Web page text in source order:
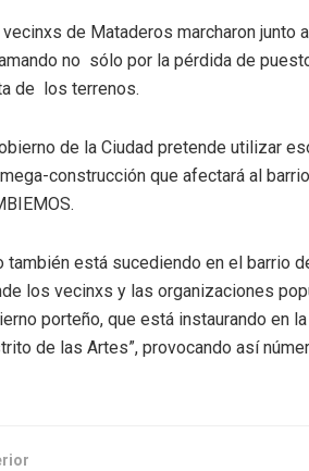
vecinxs de Mataderos marcharon
no sólo por la pérdida de
de los terrenos.
de la Ciudad pretende utilizar
construcción que afectará al
también está sucediendo en el barrio
los vecinxs y las organizaciones
porteño, que está instaurando en
de las Artes”, provocando así